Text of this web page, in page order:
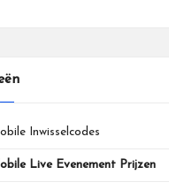
Inwisselcodes
Live Evenement Prijzen